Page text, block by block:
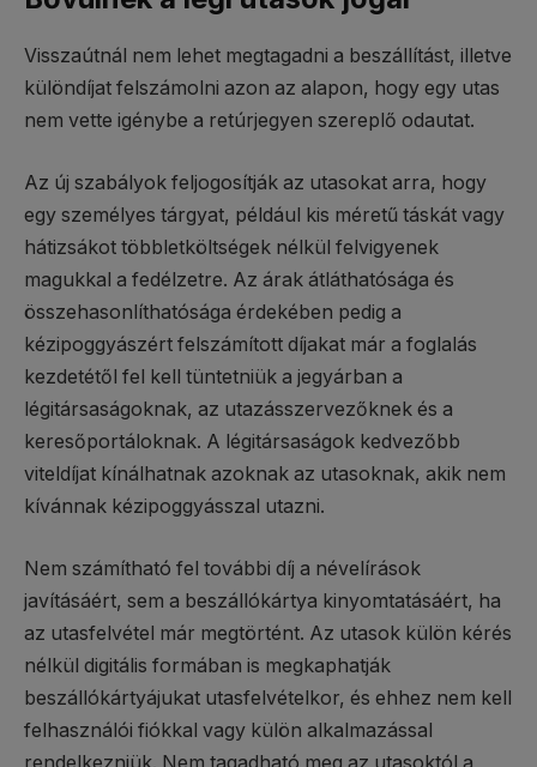
Visszaútnál nem lehet megtagadni a beszállítást, illetve
különdíjat felszámolni azon az alapon, hogy egy utas
nem vette igénybe a retúrjegyen szereplő odautat.
Az új szabályok feljogosítják az utasokat arra, hogy
egy személyes tárgyat, például kis méretű táskát vagy
hátizsákot többletköltségek nélkül felvigyenek
magukkal a fedélzetre. Az árak átláthatósága és
összehasonlíthatósága érdekében pedig a
kézipoggyászért felszámított díjakat már a foglalás
kezdetétől fel kell tüntetniük a jegyárban a
légitársaságoknak, az utazásszervezőknek és a
keresőportáloknak. A légitársaságok kedvezőbb
viteldíjat kínálhatnak azoknak az utasoknak, akik nem
kívánnak kézipoggyásszal utazni.
Nem számítható fel további díj a névelírások
javításáért, sem a beszállókártya kinyomtatásáért, ha
az utasfelvétel már megtörtént. Az utasok külön kérés
nélkül digitális formában is megkaphatják
beszállókártyájukat utasfelvételkor, és ehhez nem kell
felhasználói fiókkal vagy külön alkalmazással
rendelkezniük. Nem tagadható meg az utasoktól a